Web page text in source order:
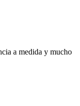
a medida y mucho